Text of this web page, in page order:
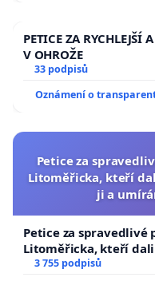
PETICE ZA RYCHLEJŠÍ
V OHROŽE
33 podpisů
Oznámení o
Petice za
Litoměřicka, kteří
ji a
Petice za
Litoměřicka, kteří
a umírání zvířete
3 755 podpisů